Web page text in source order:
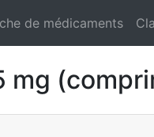
de médicaments
mg